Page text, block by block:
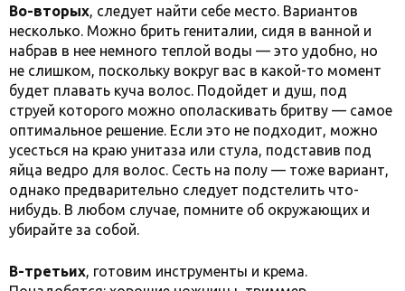
Во-вторых, следует найти себе место. Вариантов
несколько. Можно брить гениталии, сидя в ванной и
набрав в нее немного теплой воды — это удобно, но
не слишком, поскольку вокруг вас в какой-то момент
будет плавать куча волос. Подойдет и душ, под
струей которого можно ополаскивать бритву — самое
оптимальное решение. Если это не подходит, можно
усесться на краю унитаза или стула, подставив под
яйца ведро для волос. Сесть на полу — тоже вариант,
однако предварительно следует подстелить что-
нибудь. В любом случае, помните об окружающих и
убирайте за собой.
В-третьих, готовим инструменты и крема.